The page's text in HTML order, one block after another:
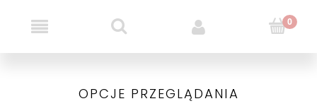
OPCJE PRZEGLĄDANIA